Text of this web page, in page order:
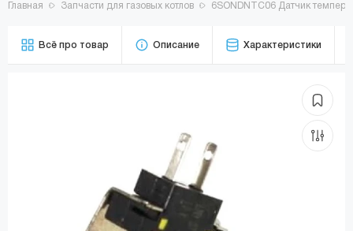
Главная Запчасти для газовых котлов 6SONDNTC06 Датчик
Всё про товар Описание Характеристики